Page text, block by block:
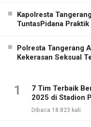
Kapolresta
TuntasPidana
Polresta Tangerang
Kekerasan Seksual
1
7 Tim Terbaik
2025 di Stadion
Dibaca 18.823 kali